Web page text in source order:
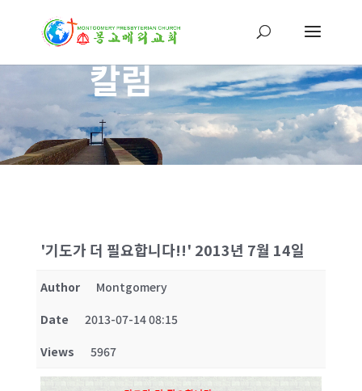
칼럼
'기도가 더 필요합니다!!' 2013년 7월 14일
Author
Montgomery
Date
2013-07-14 08:15
Views
5967